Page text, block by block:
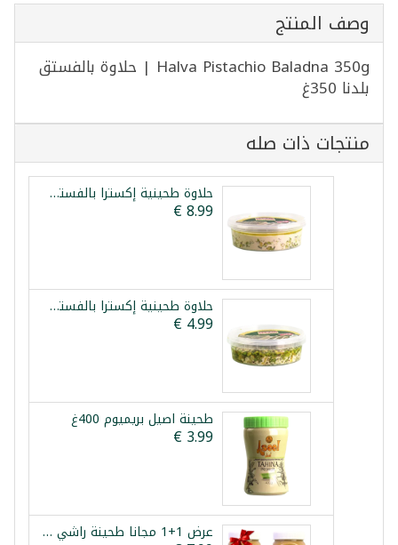
وصف المنتج
Halva Pistachio Baladna 350g | حلاوة بالفستق
بلدنا 350غ
منتجات ذات صله
حلاوة طحينية إكسترا بالفستق صباح شرقي 800غ
حلاوة طحينية إكسترا بالفستق صباح شرقي 400غ
طحينة اصيل بريميوم 400غ
عرض 1+1 مجانا طحينة راشي العراقي 700 غرام